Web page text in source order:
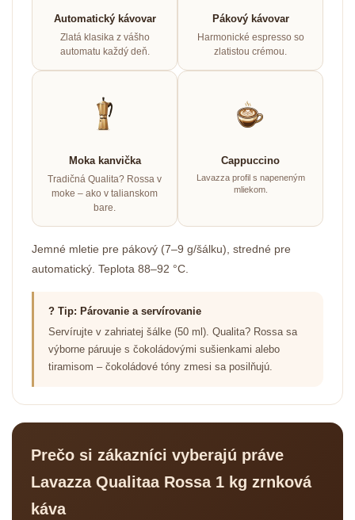
Automatický kávovar
Zlatá klasika z vášho
automatu každý deň.
Pákový kávovar
Harmonické espresso so
zlatistou crémou.
Moka kanvička
Tradičná Qualita? Rossa v
moke – ako v talianskom
bare.
Cappuccino
Lavazza profil s napeneným
mliekom.
Jemné mletie pre pákový (7–9 g/šálku), stredné pre
automatický. Teplota 88–92 °C.
? Tip: Párovanie a servírovanie
Servírujte v zahriatej šálke (50 ml). Qualita? Rossa sa
výborne páruuje s čokoládovými sušienkami alebo
tiramisom – čokoládové tóny zmesi sa posilňujú.
Prečo si zákazníci vyberajú práve
Lavazza Qualitaa Rossa 1 kg zrnková
káva